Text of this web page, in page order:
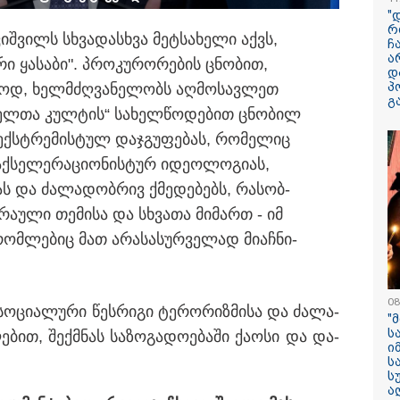
13:59 / 06-08-2026
ნიკა მელიას
სასამართლოს
1 წლით და 6
თავისუფლების
მიესაჯა
სხვა­დას­ხვა მეტ­სა­ხე­ლი აქვს,
ყა­სა­ბი". პრო­კუ­რო­რე­ბის ცნო­ბით,
ხელ­მძღვა­ნე­ლობს აღ­მო­სავ­ლეთ
კულ­ტის“ სა­ხელ­წო­დე­ბით ცნო­ბილ
დაჯ­გუ­ფე­ბას, რო­მე­ლიც
იდე­ო­ლო­გი­ას,
და ძა­ლა­დობ­რივ ქმე­დე­ბებს, რა­სობ­
თე­მი­სა და სხვა­თა მი­მართ - იმ
მათ არა­სა­სურ­ვე­ლად მი­აჩ­ნი­
წეს­რი­გი ტე­რო­რიზ­მი­სა და ძა­ლა­
შექ­მნას სა­ზო­გა­დო­ე­ბა­ში ქა­ო­სი და და­